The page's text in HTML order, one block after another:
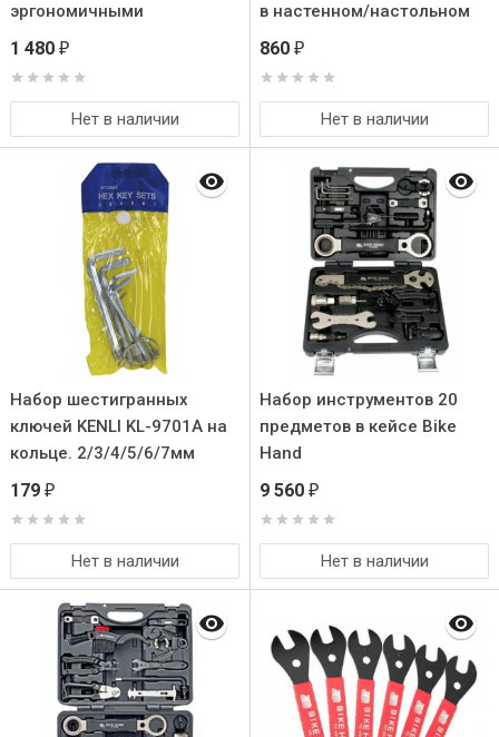
эргономичными
нейлоновыми ручками.
1 480 ₽
Нет в наличии
в настенном/настольном
подвесе. Т-образные
860 ₽
Нет в наличии
Набор шестигранных
ключей KENLI KL-9701A на
кольце. 2/3/4/5/6/7мм
179 ₽
Нет в наличии
Набор инструментов 20
предметов в кейсе Bike
Hand
9 560 ₽
Нет в наличии